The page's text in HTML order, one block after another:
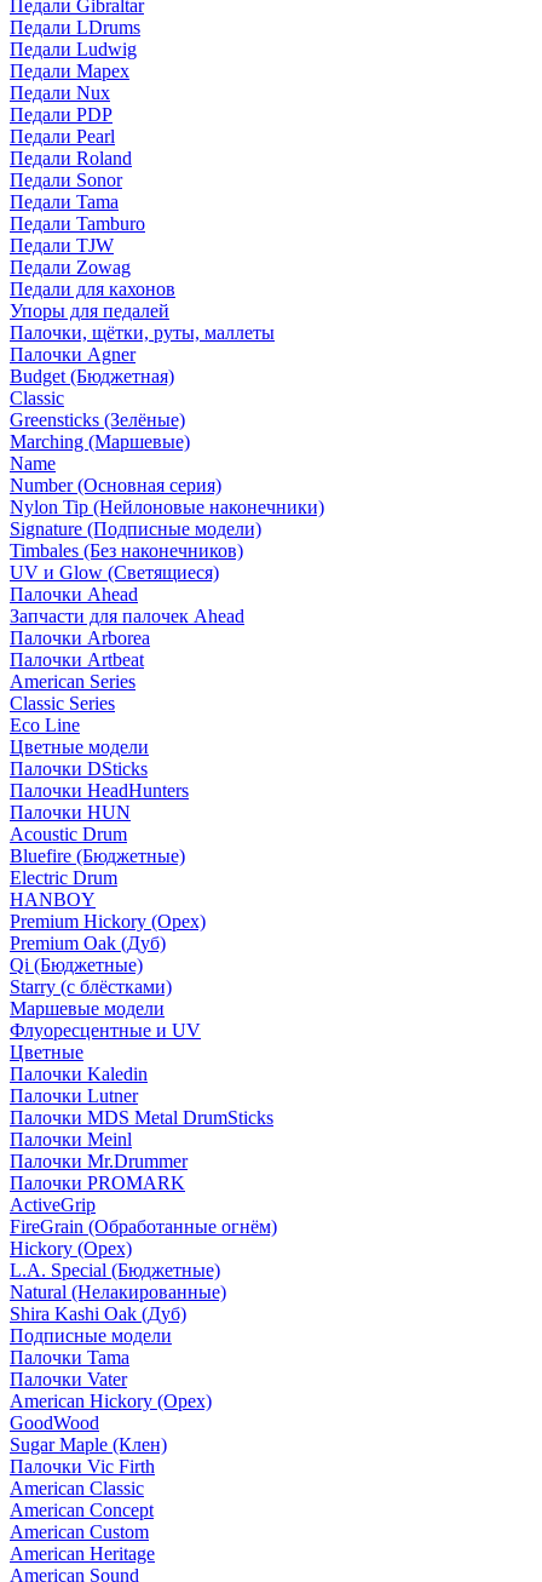
Педали Gibraltar
Педали LDrums
Педали Ludwig
Педали Mapex
Педали Nux
Педали PDP
Педали Pearl
Педали Roland
Педали Sonor
Педали Tama
Педали Tamburo
Педали TJW
Педали Zowag
Педали для кахонов
Упоры для педалей
Палочки, щётки, руты, маллеты
Палочки Agner
Budget (Бюджетная)
Classic
Greensticks (Зелёные)
Marching (Маршевые)
Name
Number (Основная серия)
Nylon Tip (Нейлоновые наконечники)
Signature (Подписные модели)
Timbales (Без наконечников)
UV и Glow (Светящиеся)
Палочки Ahead
Запчасти для палочек Ahead
Палочки Arborea
Палочки Artbeat
American Series
Classic Series
Eco Line
Цветные модели
Палочки DSticks
Палочки HeadHunters
Палочки HUN
Acoustic Drum
Bluefire (Бюджетные)
Electric Drum
HANBOY
Premium Hickory (Орех)
Premium Oak (Дуб)
Qi (Бюджетные)
Starry (с блёстками)
Маршевые модели
Флуоресцентные и UV
Цветные
Палочки Kaledin
Палочки Lutner
Палочки MDS Metal DrumSticks
Палочки Meinl
Палочки Mr.Drummer
Палочки PROMARK
ActiveGrip
FireGrain (Обработанные огнём)
Hickory (Орех)
L.A. Special (Бюджетные)
Natural (Нелакированные)
Shira Kashi Oak (Дуб)
Подписные модели
Палочки Tama
Палочки Vater
American Hickory (Орех)
GoodWood
Sugar Maple (Клен)
Палочки Vic Firth
American Classic
American Concept
American Custom
American Heritage
American Sound